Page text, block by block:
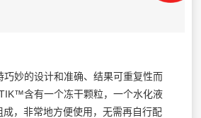
妙的设计和准确、结果可重复性而
含有一个冻干颗粒，一个水化液
，非常地方便使用，无需再自行配